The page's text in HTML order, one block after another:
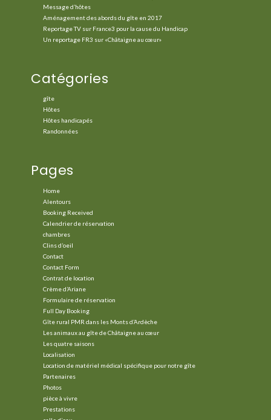
Message d’hôtes
Aménagement des abords du gîte en 2017
Reportage TV sur France3 pour la cause du Handicap
Un reportage FR3 sur «Châtaigne au cœur»
Catégories
gîte
Hôtes
Hôtes handicapés
Randonnées
Pages
Home
Alentours
Booking Received
Calendrier de réservation
chambres
Clins d’oeil
Contact
Contact Form
Contrat de location
Crème d’Ariane
Formulaire de réservation
Full Day Booking
Gîte rural PMR dans les Monts d’Ardèche
Les animaux au gîte de Châtaigne au cœur
Les quatre saisons
Localisation
Location de matériel médical spécifique pour notre gîte
Partenaires
Photos
pièce à vivre
Prestations